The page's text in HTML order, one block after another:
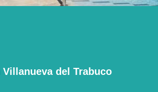
Villanueva del Trabuco